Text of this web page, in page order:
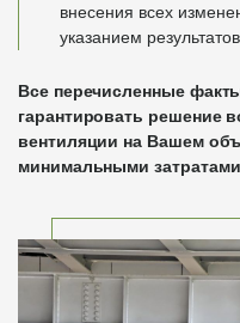
внесения всех
указанием
Все перечисленные
гарантировать решение
вентиляции на Вашем
минимальными